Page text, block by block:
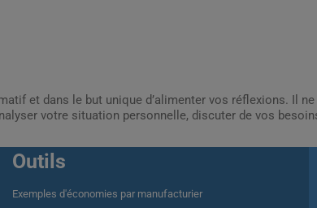
et dans le but unique d’alimenter vos réflexions. Il
votre situation personnelle, discuter de vos
Outils
Exemples d'économies par manufacturier